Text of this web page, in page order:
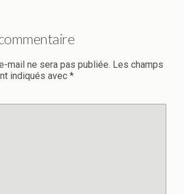
mail ne sera pas publiée. Les champs
indiqués avec *